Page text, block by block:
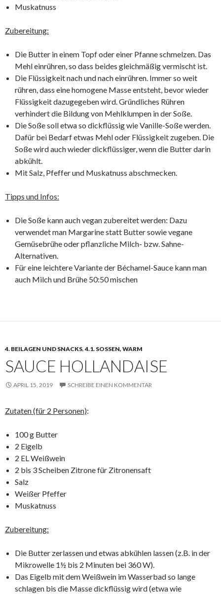
Muskatnuss
Zubereitung:
Die Butter in einem Topf oder einer Pfanne schmelzen. Das
Mehl einrühren, so dass beides gleichmäßig vermischt ist.
Die Flüssigkeit nach und nach einrühren. Immer so weit
rühren, dass eine homogene Masse entsteht, bevor wieder
Flüssigkeit dazugegeben wird. Gründliches Rühren
verhindert die Bildung von Mehlklumpen in der Soße.
Die Soße soll etwa so dickflüssig wie Vanille-Soße werden.
Dafür bei Bedarf etwas Mehl oder Flüssigkeit zugeben. Die
Soße wird auch wieder dickflüssiger, wenn die Butter darin
abkühlt.
Mit Salz, Pfeffer und Muskatnuss abschmecken.
Tipps und Infos:
Die Soße kann auch vegan zubereitet werden: Dazu
verwendet man Margarine statt Butter sowie vegane
Gemüsebrühe oder pflanzliche Milch- bzw. Sahne-
Alternativen.
Für eine leichtere Variante der Béchamel-Sauce kann man
auch Milch und Brühe 50:50 mischen
4. BEILAGEN UND SNACKS, 4.1. SOSSEN, WARM
SAUCE HOLLANDAISE
APRIL 15, 2019 SCHREIBE EINEN KOMMENTAR
Zutaten (für 2 Personen):
100 g Butter
2 Eigelb
2 EL Weißwein
2 bis 3 Scheiben Zitrone für Zitronensaft
Salz
Weißer Pfeffer
Muskatnuss
Zubereitung:
Die Butter zerlassen und etwas abkühlen lassen (z.B. in der
Mikrowelle 1½ bis 2 Minuten bei 360 W).
Das Eigelb mit dem Weißwein im Wasserbad so lange
schlagen bis die Masse dickflüssig wird (etwa wie